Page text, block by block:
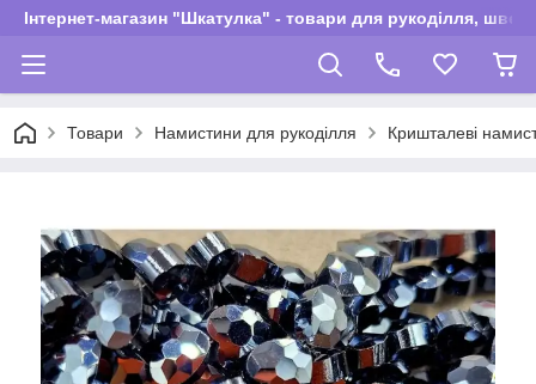
Інтернет-магазин "Шкатулка" - товари для рукоділля,
Товари Намистини для рукоділля Кришталеві